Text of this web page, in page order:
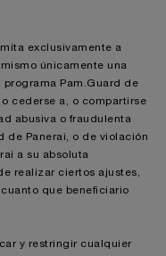
exclusivamente a
únicamente una
Pam.Guard de
cederse a, o compartirse
abusiva o fraudulenta
de Panerai, o de violación
a su absoluta
realizar ciertos ajustes,
que beneficiario
y restringir cualquier